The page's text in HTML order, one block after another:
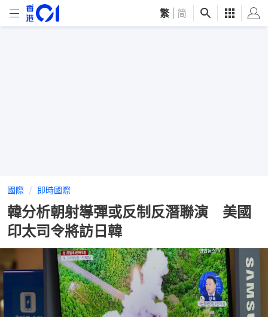
繁 简
國際 即時國際
韓分析朝射導彈或反制反潛聯演 美國
印太司令將訪日韓